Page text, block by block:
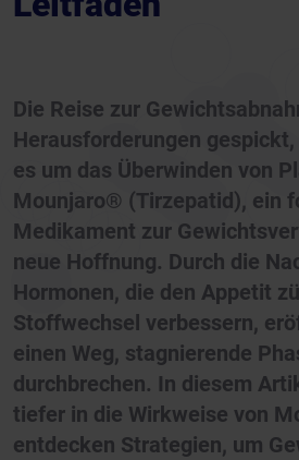
Die Reise zur
Herausforderungen
es um das Überwinden von
Mounjaro® (Tirzepatid), ein
Medikament zur
neue Hoffnung. Durch die
Hormonen, die den Appetit
Stoffwechsel verbessern,
einen Weg, stagnierende
durchbrechen. In diesem
tiefer in die Wirkweise von
entdecken Strategien, um